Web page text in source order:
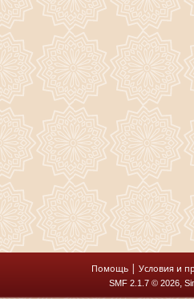
Помощь | Условия и
SMF 2.1.7 © 2026,